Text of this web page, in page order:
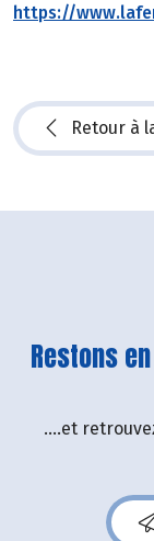
https://
Retour à
Restons
....et